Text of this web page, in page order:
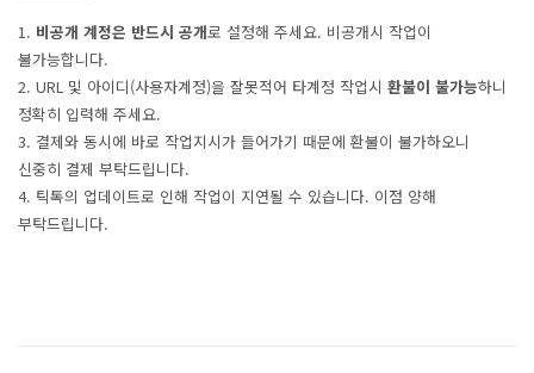
1. 비공개 계정은 반드시 공개로 설정해 주세요. 비공개시 작업이
불가능합니다.
2. URL 및 아이디(사용자계정)을 잘못적어 타계정 작업시 환불이 불가능하니
정확히 입력해 주세요.
3. 결제와 동시에 바로 작업지시가 들어가기 때문에 환불이 불가하오니
신중히 결제 부탁드립니다.
4. 틱톡의 업데이트로 인해 작업이 지연될 수 있습니다. 이점 양해
부탁드립니다.